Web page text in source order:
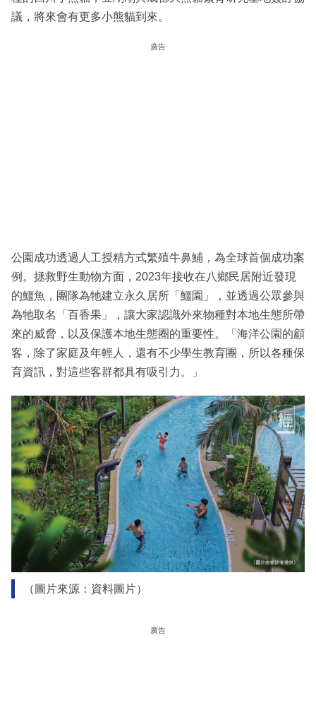
議，將來會有更多小熊貓到來。
廣告
公園成功透過人工授精方式繁殖牛鼻鯆，為全球首個成功案
例。拯救野生動物方面，2023年接收在八鄉民居附近發現
的鱷魚，團隊為牠建立永久居所「鱷園」，並透過公眾參與
為牠取名「百香果」，讓大家認識外來物種對本地生態所帶
來的威脅，以及保護本地生態圈的重要性。「海洋公園的顧
客，除了家庭及年輕人，還有不少學生教育團，所以各種保
育資訊，對這些客群都具有吸引力。」
（圖片來源：資料圖片）
廣告